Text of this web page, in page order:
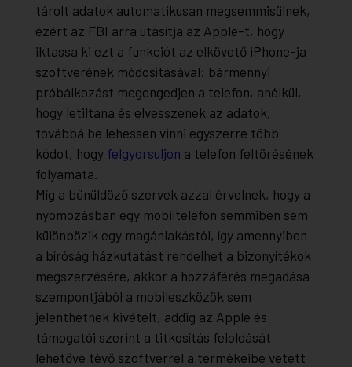
tárolt adatok automatikusan megsemmisülnek,
ezért az FBI arra utasítja az Apple-t, hogy
iktassa ki ezt a funkciót az elkövető iPhone-ja
szoftverének módosításával: bármennyi
próbálkozást megengedjen a telefon, anélkül,
hogy letiltana és elvesszenek az adatok,
továbbá be lehessen vinni egyszerre több
kódot, hogy felgyorsuljon a telefon feltörésének
folyamata.
Míg a bűnüldöző szervek azzal érvelnek, hogy a
nyomozásban egy mobiltelefon semmiben sem
különbözik egy magánlakástól, így amennyiben
a bíróság házkutatást rendelhet a bizonyítékok
megszerzésére, akkor a hozzáférés megadása
szempontjából a mobileszközök sem
jelenthetnek kivételt, addig az Apple és
támogatói szerint a titkosítás feloldását
lehetővé tévő szoftverrel a termékeibe vetett